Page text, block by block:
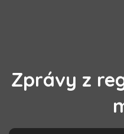
Zprávy z